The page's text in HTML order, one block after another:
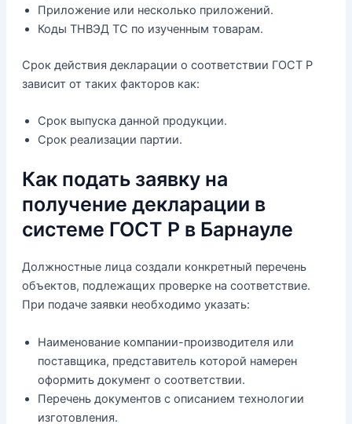
Приложение или несколько приложений.
Коды ТНВЭД ТС по изученным товарам.
Срок действия декларации о соответствии ГОСТ Р
зависит от таких факторов как:
Срок выпуска данной продукции.
Срок реализации партии.
Как подать заявку на
получение декларации в
системе ГОСТ Р в Барнауле
Должностные лица создали конкретный перечень
объектов, подлежащих проверке на соответствие.
При подаче заявки необходимо указать:
Наименование компании-производителя или
поставщика, представитель которой намерен
оформить документ о соответствии.
Перечень документов с описанием технологии
изготовления.